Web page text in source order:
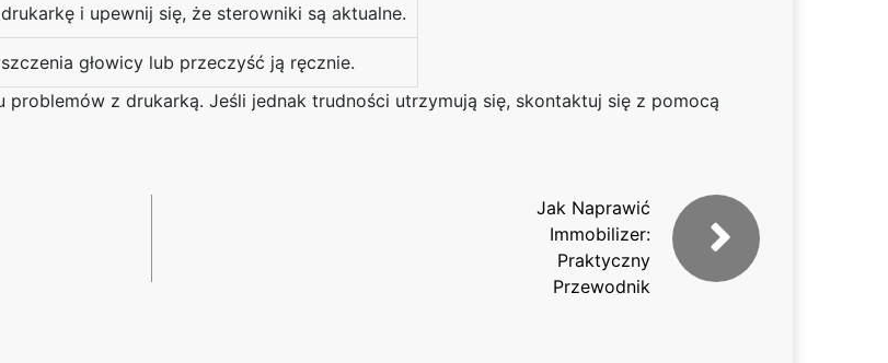
i upewnij się, że sterowniki są aktualne.
głowicy lub przeczyść ją ręcznie.
z drukarką. Jeśli jednak trudności utrzymują się, skontaktuj się z pomocą
Jak Naprawić
Immobilizer:
Praktyczny
Przewodnik